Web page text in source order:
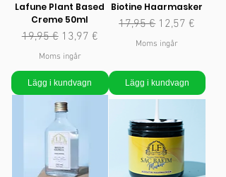
Lafune Plant Based
Creme 50ml
Ordinarie pris
19,95 € Reapris
13,97 €
Moms ingår
Lägg i kundvagn
Biotine Haarmasker
Ordinarie pris
17,95 € Reapris
12,57 €
Moms ingår
Lägg i kundvagn